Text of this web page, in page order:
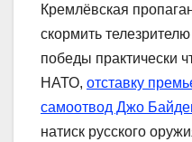
Кремлёвская
скормить
победы практически
НАТО, отставку
самоотвод Джо
натиск русского